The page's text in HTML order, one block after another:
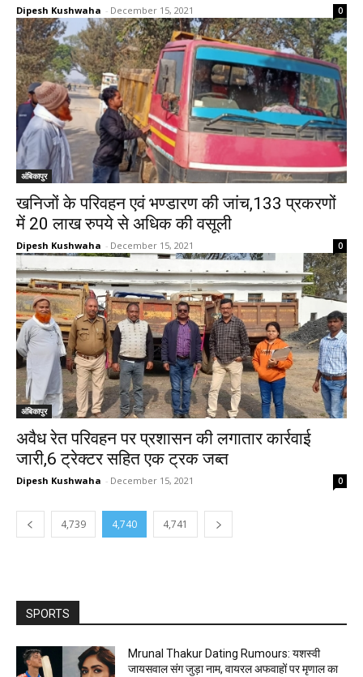
Dipesh Kushwaha - December 15, 2021 0
अंबिकापुर
खनिजों के परिवहन एवं भण्डारण की जांच,133 प्रकरणों
में 20 लाख रुपये से अधिक की वसूली
Dipesh Kushwaha - December 15, 2021 0
अंबिकापुर
अवैध रेत परिवहन पर प्रशासन की लगातार कार्रवाई
जारी,6 ट्रेक्टर सहित एक ट्रक जब्त
Dipesh Kushwaha - December 15, 2021 0
4,739 4,740 4,741
SPORTS
Mrunal Thakur Dating Rumours: यशस्वी
जायसवाल संग जुड़ा नाम, वायरल अफवाहों पर मृणाल का